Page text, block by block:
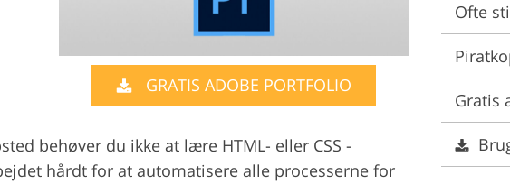
AI-træningsdata Videoredigeringstjenester
GRATIS ADOBE PORTFOLIO
behøver du ikke at lære HTML- eller CSS -
hårdt for at automatisere alle processerne for
Ofte
Gratis